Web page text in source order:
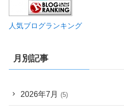
人気ブログランキング
月別記事
2026年7月 (5)